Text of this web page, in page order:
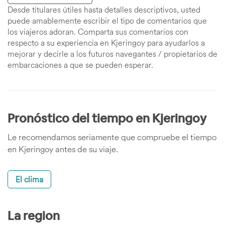
Desde titulares útiles hasta detalles descriptivos, usted
puede amablemente escribir el tipo de comentarios que
los viajeros adoran. Comparta sus comentarios con
respecto a su experiencia en Kjeringoy para ayudarlos a
mejorar y decirle a los futuros navegantes / propietarios de
embarcaciones a que se pueden esperar.
Pronóstico del tiempo en Kjeringoy
Le recomendamos seriamente que compruebe el tiempo
en Kjeringoy antes de su viaje.
El clima
La region